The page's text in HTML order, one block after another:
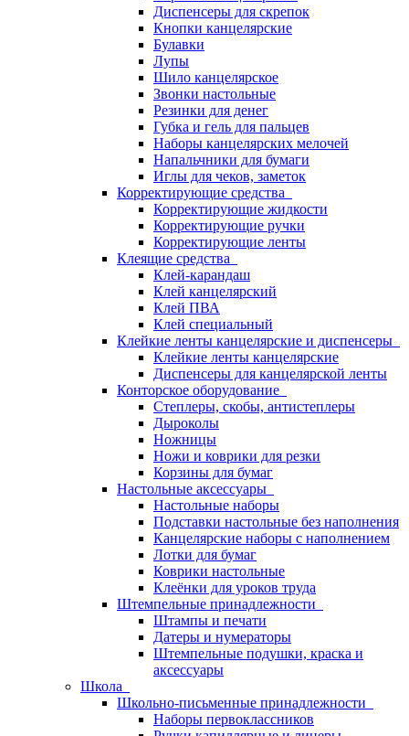
Диспенсеры для скрепок
Кнопки канцелярские
Булавки
Лупы
Шило канцелярское
Звонки настольные
Резинки для денег
Губка и гель для пальцев
Наборы канцелярских мелочей
Напальчники для бумаги
Иглы для чеков, заметок
Корректирующие средства
Корректирующие жидкости
Корректирующие ручки
Корректирующие ленты
Клеящие средства
Клей-карандаш
Клей канцелярский
Клей ПВА
Клей специальный
Клейкие ленты канцелярские и диспенсеры
Клейкие ленты канцелярские
Диспенсеры для канцелярской ленты
Конторское оборудование
Степлеры, скобы, антистеплеры
Дыроколы
Ножницы
Ножи и коврики для резки
Корзины для бумаг
Настольные аксессуары
Настольные наборы
Подставки настольные без наполнения
Канцелярские наборы с наполнением
Лотки для бумаг
Коврики настольные
Клеёнки для уроков труда
Штемпельные принадлежности
Штампы и печати
Датеры и нумераторы
Штемпельные подушки, краска и
аксессуары
Школа
Школьно-письменные принадлежности
Наборы первоклассников